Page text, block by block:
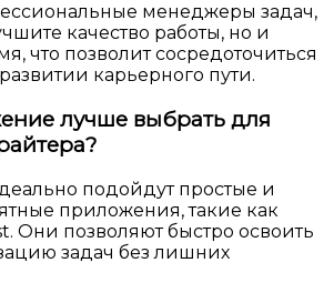
менеджеры задач,
качество работы, но и
что позволит сосредоточиться
карьерного пути.
лучше выбрать для
подойдут простые и
приложения, такие как
Они позволяют быстро освоить
задач без лишних